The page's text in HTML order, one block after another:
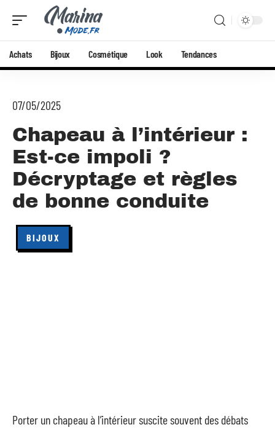
Achats Bijoux Cosmétique Look Tendances
07/05/2025
Chapeau à l’intérieur :
Est-ce impoli ?
Décryptage et règles
de bonne conduite
BIJOUX
Porter un chapeau à l’intérieur suscite souvent des débats